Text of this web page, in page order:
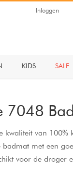
Inloggen
KIDS SALE
7048
van 100%
met een
voor de droger
wordt er een